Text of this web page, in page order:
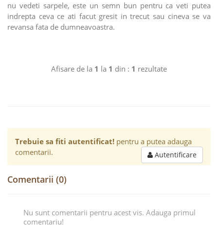
nu vedeti sarpele, este un semn bun pentru ca veti putea
indrepta ceva ce ati facut gresit in trecut sau cineva se va
revansa fata de dumneavoastra.
Afisare de la 1 la 1 din : 1 rezultate
Trebuie sa fiti autentificat! pentru a putea adauga
comentarii.
Autentificare
Comentarii (0)
Nu sunt comentarii pentru acest vis. Adauga primul
comentariu!